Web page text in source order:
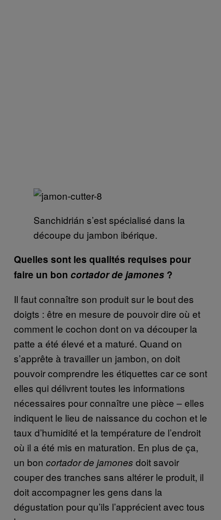
Sanchidrián s’est spécialisé dans la
découpe du jambon ibérique.
Quelles sont les qualités requises pour
faire un bon cortador de jamones ?
Il faut connaître son produit sur le bout des
doigts : être en mesure de pouvoir dire où et
comment le cochon dont on va découper la
patte a été élevé et a maturé. Quand on
s’apprête à travailler un jambon, on doit
pouvoir comprendre les étiquettes car ce sont
elles qui délivrent toutes les informations
nécessaires pour connaître une pièce – elles
indiquent le lieu de naissance du cochon et le
taux d’humidité et la température de l’endroit
où il a été mis en maturation. En plus de ça,
un bon cortador de jamones doit savoir
couper des tranches sans altérer le produit, il
doit accompagner les gens dans la
dégustation pour qu’ils l’apprécient avec tous